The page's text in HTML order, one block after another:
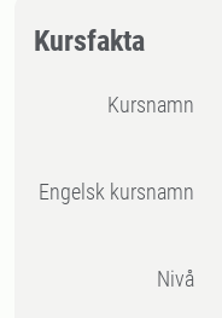
Kursfakta
Kursnamn
Engelsk kursnamn
Nivå